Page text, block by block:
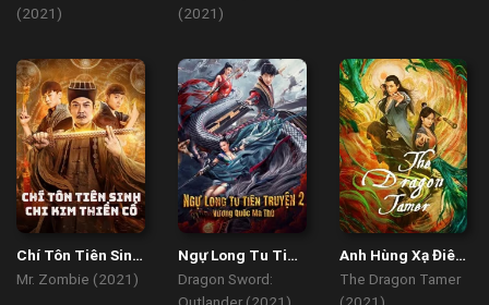
(2021)
(2021)
Chí Tôn Tiên Sinh
Chi Kim Thiền Cổ
Mr. Zombie (2021)
Ngự Long Tu Tiên
Truyện 2: Vương
Quốc Ma Thú
Dragon Sword:
Anh Hùng Xạ Điêu
– Giáng Long
Thập Bát Chưởng
The Dragon Tamer